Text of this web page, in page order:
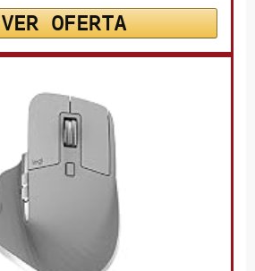
VER OFERTA